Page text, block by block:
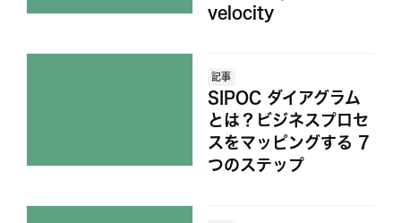
velocity
記事
SIPOC ダイアグラム
とは？ビジネスプロセ
スをマッピングする 7
つのステップ